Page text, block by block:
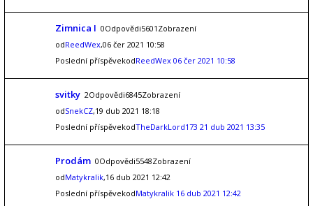
Zimnica I 0Odpovědi5601Zobrazení
odReedWex,06 čer 2021 10:58
Poslední příspěvekodReedWex 06 čer 2021 10:58
svitky 2Odpovědi6845Zobrazení
odSnekCZ,19 dub 2021 18:18
Poslední příspěvekodTheDarkLord173 21 dub 2021 13:35
Prodám 0Odpovědi5548Zobrazení
odMatykralik,16 dub 2021 12:42
Poslední příspěvekodMatykralik 16 dub 2021 12:42